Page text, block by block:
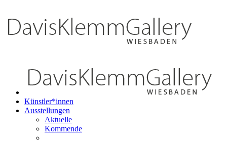
Künstler*innen
Ausstellungen
Aktuelle
Kommende